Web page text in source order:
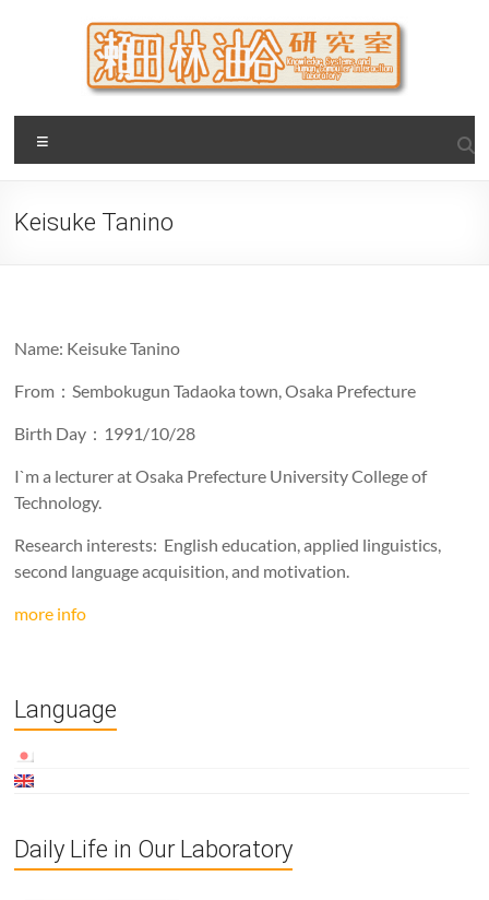
瀬田・林・油谷研究室
大阪公立大学 大学院 情報学研究科 学際情報学専攻 / 大阪府
立大学 理学部 情報数理科学科(大学院 理学系研究科 情報数理
Keisuke Tanino
Name: Keisuke Tanino
From：Sembokugun Tadaoka town, Osaka Prefecture
Birth Day：1991/10/28
I`m a lecturer at Osaka Prefecture University College of
Technology.
Research interests: English education, applied linguistics,
second language acquisition, and motivation.
more info
Language
Daily Life in Our Laboratory